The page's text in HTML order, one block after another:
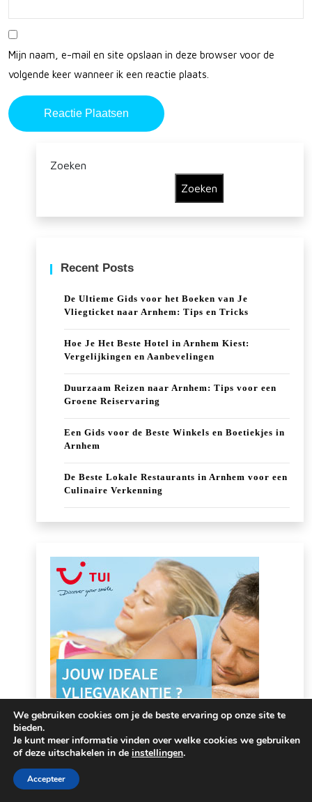
Mijn naam, e-mail en site opslaan in deze browser voor de
volgende keer wanneer ik een reactie plaats.
Zoeken
Zoeken
Recent Posts
De Ultieme Gids voor het Boeken van Je
Vliegticket naar Arnhem: Tips en Tricks
Hoe Je Het Beste Hotel in Arnhem Kiest:
Vergelijkingen en Aanbevelingen
Duurzaam Reizen naar Arnhem: Tips voor een
Groene Reiservaring
Een Gids voor de Beste Winkels en Boetiekjes in
Arnhem
De Beste Lokale Restaurants in Arnhem voor een
Culinaire Verkenning
We gebruiken cookies om je de beste ervaring op onze site te
bieden.
Je kunt meer informatie vinden over welke cookies we gebruiken
of deze uitschakelen in de instellingen.
Accepteer